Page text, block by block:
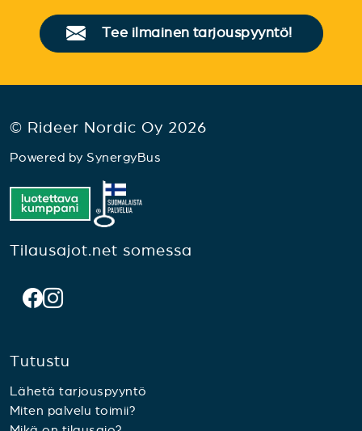
Tee ilmainen tarjouspyyntö!
© Rideer Nordic Oy 2026
Powered by SynergyBus
Tilausajot.net somessa
Tutustu
Lähetä tarjouspyyntö
Miten palvelu toimii?